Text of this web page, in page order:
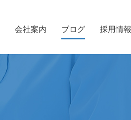
会社案内 ブログ 採用情報